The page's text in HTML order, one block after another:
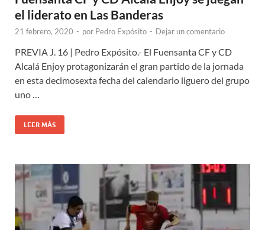
el liderato en Las Banderas
21 febrero, 2020 - por Pedro Expósito - Dejar un comentario
PREVIA J. 16 | Pedro Expósito.- El Fuensanta CF y CD
Alcalá Enjoy protagonizarán el gran partido de la jornada
en esta decimosexta fecha del calendario liguero del grupo
uno …
LEER MÁS